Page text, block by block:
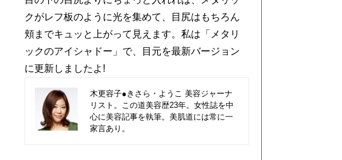
に更新しましたよ!
木更容子●きさら・ようこ 美容ジャーナ
リスト。この道美容歴23年。女性誌を中
心に美容記事を執筆。美肌道には常に一
家言あり。